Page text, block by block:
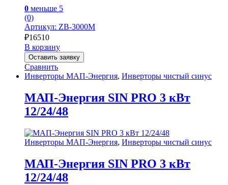
0 меньше 5
(0)
Артикул: ZB-3000M
₽16510
В корзину
Оставить заявку
Сравнить
Инверторы МАП-Энергия, Инверторы чистый синус
МАП-Энергия SIN PRO 3 кВт
12/24/48
Инверторы МАП-Энергия, Инверторы чистый синус
МАП-Энергия SIN PRO 3 кВт
12/24/48